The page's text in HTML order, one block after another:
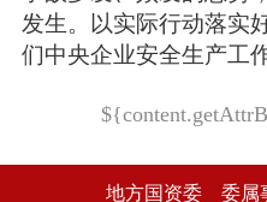
发生。以实际行动落实
们中央企业安全生产工
地方国资委 委属